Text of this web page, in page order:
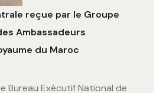
reçue par le Groupe
Ambassadeurs
du Maroc
Bureau Exécutif National de